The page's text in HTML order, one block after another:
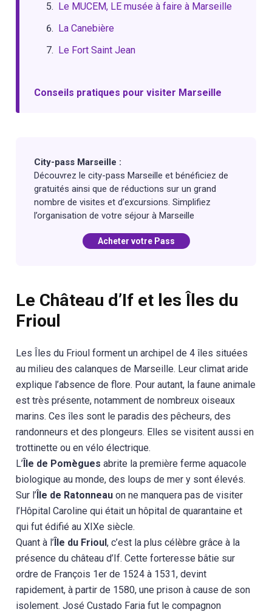
Le MUCEM, LE musée à faire à Marseille
La Canebière
Le Fort Saint Jean
Conseils pratiques pour visiter Marseille
City-pass Marseille :
Découvrez le city-pass Marseille et bénéficiez de
gratuités ainsi que de réductions sur un grand
nombre de visites et d’excursions. Simplifiez
l’organisation de votre séjour à Marseille
Acheter votre Pass
Le Château d’If et les Îles du
Frioul
Les Îles du Frioul forment un archipel de 4 îles situées
au milieu des calanques de Marseille. Leur climat aride
explique l’absence de flore. Pour autant, la faune animale
est très présente, notamment de nombreux oiseaux
marins. Ces îles sont le paradis des pêcheurs, des
randonneurs et des plongeurs. Elles se visitent aussi en
trottinette ou en vélo électrique.
L’Île de Pomègues abrite la première ferme aquacole
biologique au monde, des loups de mer y sont élevés.
Sur l’Île de Ratonneauon ne manquera pas de visiter
l’Hôpital Caroline qui était un hôpital de quarantaine et
qui fut édifié au XIXe siècle.
Quant à l’Île du Frioul, c’est la plus célèbre grâce à la
présence du château d’If. Cette forteresse bâtie sur
ordre de François 1er de 1524 à 1531, devint
rapidement, à partir de 1580, une prison à cause de son
isolement. José Custado Faria fut le compagnon